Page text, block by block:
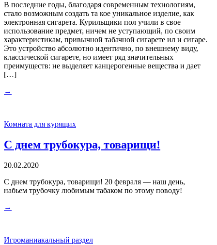
В последние годы, благодаря современным технологиям,
стало возможным создать та кое уникальное изделие, как
электронная сигарета. Курильщики пол учили в свое
использование предмет, ничем не уступающий, по своим
характеристикам, привычной табачной сигарете ил и сигаре.
Это устройство абсолютно идентично, по внешнему виду,
классической сигарете, но имеет ряд значительных
преимуществ: не выделяет канцерогенные вещества и дает
[…]
→
Комната для курящих
С днем трубокура, товарищи!
20.02.2020
С днем трубокура, товарищи! 20 февраля — наш день,
набьем трубочку любимым табаком по этому поводу!
→
Игроманиакальный раздел